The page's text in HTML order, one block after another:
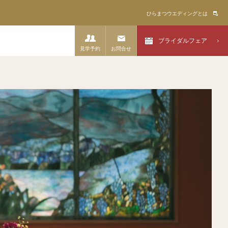
ひらまつウエディングとは
見学予約 お問合せ
ブライダルフェア